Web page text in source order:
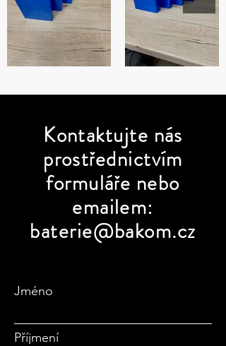
Kontaktujte nás
prostřednictvím
formuláře nebo
emailem:
baterie@bakom.cz
Jméno
Příjmení